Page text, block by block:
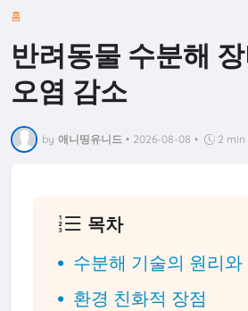
홈
반려동물 수분해
오염 감소
by 애니띵유니드 • 2026-08-08 • 2
목차
수분해 기술의 원리와
환경 친화적 장점